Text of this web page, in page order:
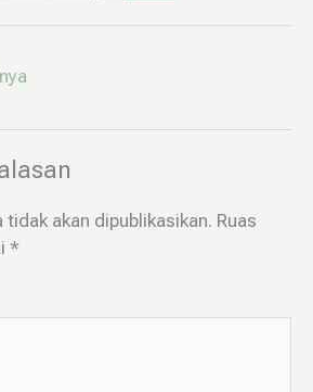
akan dipublikasikan. Ruas
*